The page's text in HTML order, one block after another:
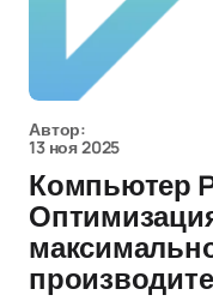
Автор:
13 ноя 2025
Компьютер